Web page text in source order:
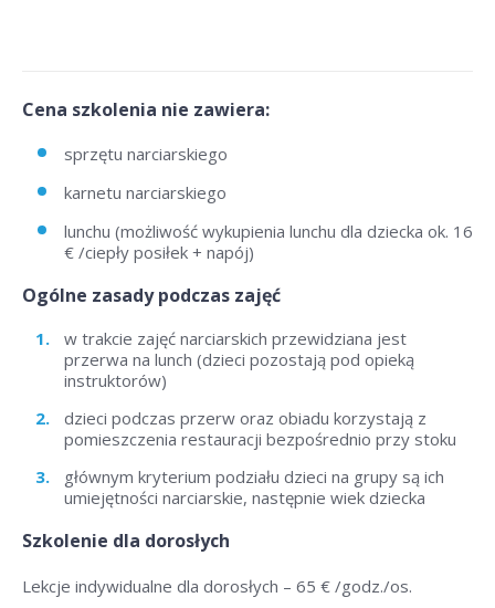
Cena szkolenia nie zawiera:
sprzętu narciarskiego
karnetu narciarskiego
lunchu (możliwość wykupienia lunchu dla dziecka ok. 16
€ /ciepły posiłek + napój)
Ogólne zasady podczas zajęć
w trakcie zajęć narciarskich przewidziana jest
przerwa na lunch (dzieci pozostają pod opieką
instruktorów)
dzieci podczas przerw oraz obiadu korzystają z
pomieszczenia restauracji bezpośrednio przy stoku
głównym kryterium podziału dzieci na grupy są ich
umiejętności narciarskie, następnie wiek dziecka
Szkolenie dla dorosłych
Lekcje indywidualne dla dorosłych – 65 € /godz./os.